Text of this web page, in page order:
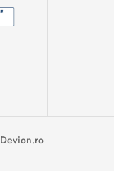
Devion.ro